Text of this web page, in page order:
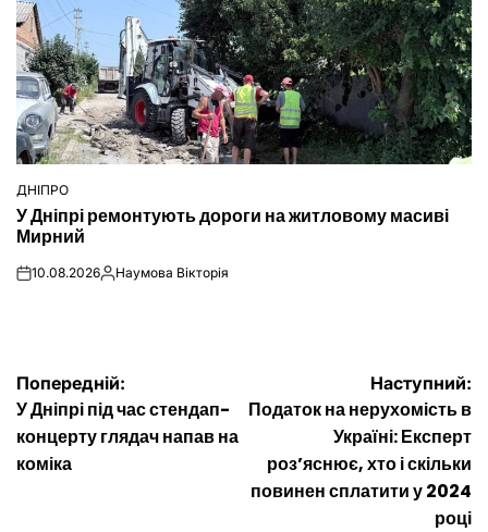
ОПУБЛІКУВАТИ
У
ДНІПРО
У Дніпрі ремонтують дороги на житловому масиві
Мирний
on10.08.2026Опубліковано
Наумова Вікторія
Навігація
записів
Попередній:
У Дніпрі під час стендап-
концерту глядач напав на
коміка
Наступний:
Податок на нерухомість в
Україні: Експерт
роз’яснює, хто і скільки
повинен сплатити у 2024
році